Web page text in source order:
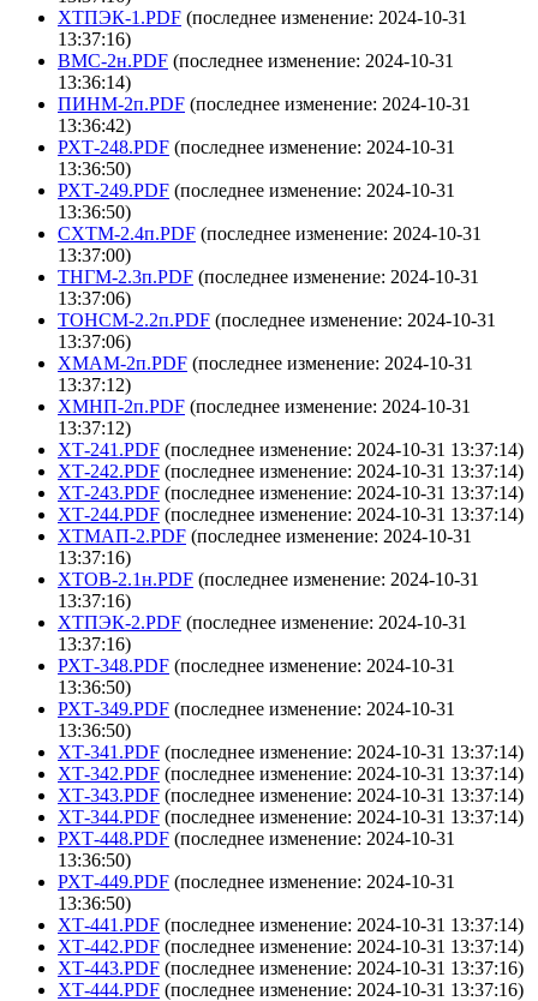
ХТПЭК-1.PDF (последнее изменение: 2024-10-31
13:37:16)
ВМС-2н.PDF (последнее изменение: 2024-10-31
13:36:14)
ПИНМ-2п.PDF (последнее изменение: 2024-10-31
13:36:42)
РХТ-248.PDF (последнее изменение: 2024-10-31
13:36:50)
РХТ-249.PDF (последнее изменение: 2024-10-31
13:36:50)
СХТМ-2.4п.PDF (последнее изменение: 2024-10-31
13:37:00)
ТНГМ-2.3п.PDF (последнее изменение: 2024-10-31
13:37:06)
ТОНСМ-2.2п.PDF (последнее изменение: 2024-10-31
13:37:06)
ХМАМ-2п.PDF (последнее изменение: 2024-10-31
13:37:12)
ХМНП-2п.PDF (последнее изменение: 2024-10-31
13:37:12)
ХТ-241.PDF (последнее изменение: 2024-10-31 13:37:14)
ХТ-242.PDF (последнее изменение: 2024-10-31 13:37:14)
ХТ-243.PDF (последнее изменение: 2024-10-31 13:37:14)
ХТ-244.PDF (последнее изменение: 2024-10-31 13:37:14)
ХТМАП-2.PDF (последнее изменение: 2024-10-31
13:37:16)
ХТОВ-2.1н.PDF (последнее изменение: 2024-10-31
13:37:16)
ХТПЭК-2.PDF (последнее изменение: 2024-10-31
13:37:16)
РХТ-348.PDF (последнее изменение: 2024-10-31
13:36:50)
РХТ-349.PDF (последнее изменение: 2024-10-31
13:36:50)
ХТ-341.PDF (последнее изменение: 2024-10-31 13:37:14)
ХТ-342.PDF (последнее изменение: 2024-10-31 13:37:14)
ХТ-343.PDF (последнее изменение: 2024-10-31 13:37:14)
ХТ-344.PDF (последнее изменение: 2024-10-31 13:37:14)
РХТ-448.PDF (последнее изменение: 2024-10-31
13:36:50)
РХТ-449.PDF (последнее изменение: 2024-10-31
13:36:50)
ХТ-441.PDF (последнее изменение: 2024-10-31 13:37:14)
ХТ-442.PDF (последнее изменение: 2024-10-31 13:37:14)
ХТ-443.PDF (последнее изменение: 2024-10-31 13:37:16)
ХТ-444.PDF (последнее изменение: 2024-10-31 13:37:16)